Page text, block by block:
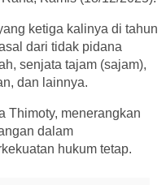
ketiga kalinya di tahun
dari tidak pidana
senjata tajam (sajam),
dan lainnya.
Thimoty, menerangkan
dalam
hukum tetap.